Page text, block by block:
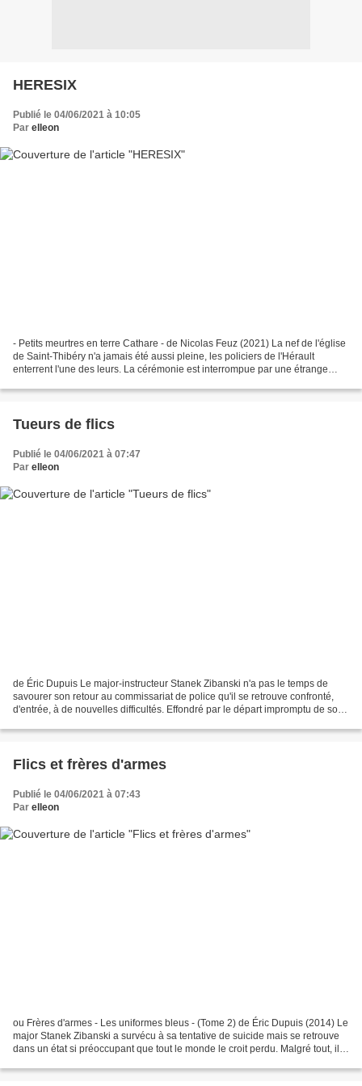
HERESIX
Publié le 04/06/2021 à 10:05
Par elleon
- Petits meurtres en terre Cathare - de Nicolas Feuz (2021) La nef de l'église
de Saint-Thibéry n'a jamais été aussi pleine, les policiers de l'Hérault
enterrent l'une des leurs. La cérémonie est interrompue par une étrange
Tueurs de flics
Publié le 04/06/2021 à 07:47
Par elleon
de Éric Dupuis Le major-instructeur Stanek Zibanski n'a pas le temps de
savourer son retour au commissariat de police qu'il se retrouve confronté,
d'entrée, à de nouvelles difficultés. Effondré par le départ impromptu de son
Flics et frères d'armes
Publié le 04/06/2021 à 07:43
Par elleon
ou Frères d'armes - Les uniformes bleus - (Tome 2) de Éric Dupuis (2014) Le
major Stanek Zibanski a survécu à sa tentative de suicide mais se retrouve
dans un état si préoccupant que tout le monde le croit perdu. Malgré tout, il